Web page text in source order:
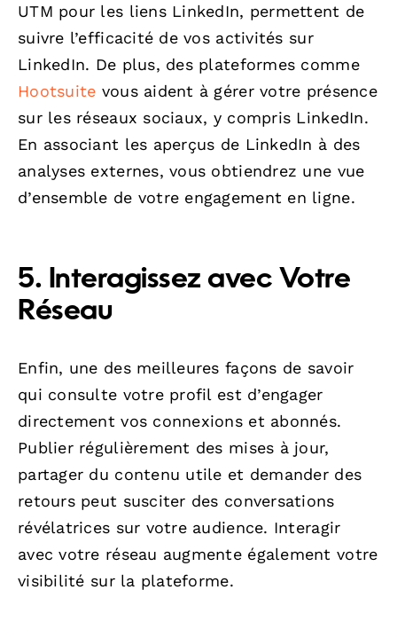
UTM pour les liens LinkedIn, permettent de
suivre l’efficacité de vos activités sur
LinkedIn. De plus, des plateformes comme
Hootsuite vous aident à gérer votre présence
sur les réseaux sociaux, y compris LinkedIn.
En associant les aperçus de LinkedIn à des
analyses externes, vous obtiendrez une vue
d’ensemble de votre engagement en ligne.
5. Interagissez avec Votre
Réseau
Enfin, une des meilleures façons de savoir
qui consulte votre profil est d’engager
directement vos connexions et abonnés.
Publier régulièrement des mises à jour,
partager du contenu utile et demander des
retours peut susciter des conversations
révélatrices sur votre audience. Interagir
avec votre réseau augmente également votre
visibilité sur la plateforme.